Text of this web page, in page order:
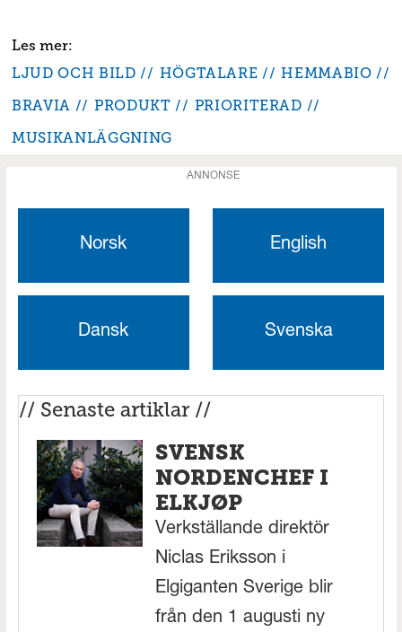
LJUD OCH BILD HÖGTALARE
HEMMABIO
BRAVIA
PRODUKT
PRIORITERAD
MUSIKANLÄGGNING
ANNONSE
Norsk English
Dansk Svenska
// Senaste artiklar //
SVENSK
NORDENCHEF I
ELKJØP
Verkställande direktör
Niclas Eriksson i
Elgiganten Sverige blir
från den 1 augusti ny